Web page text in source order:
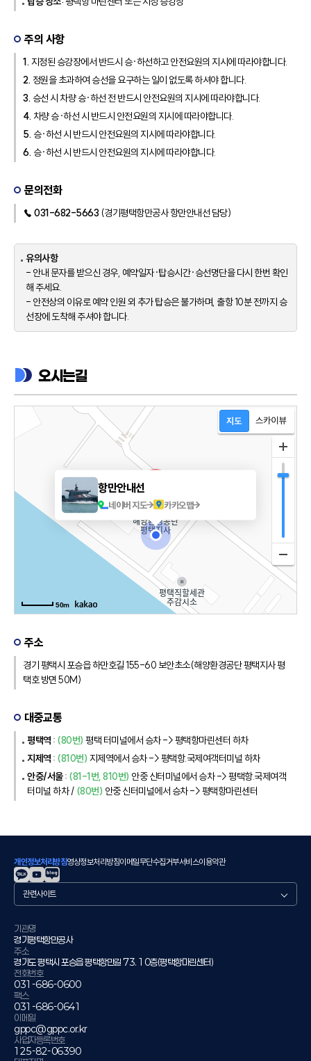
주의 사항
1. 지정된 승강장에서 반드시 승·하선하고 안전요원의 지시에 따라야합니다.
2. 정원을 초과하여 승선을 요구하는 일이 없도록 하셔야 합니다.
3. 승선 시 차량 승·하선 전 반드시 안전요원의 지시에 따라야합니다.
4. 차량 승·하선 시 반드시 안전요원의 지시에 따라야합니다.
5. 승·하선 시 반드시 안전요원의 지시에 따라야합니다.
6. 승·하선 시 반드시 안전요원의 지시에 따라야합니다.
문의전화
☎ 031-682-5663 (경기평택항만공사 항만안내선 담당)
유의사항
- 안내 문자를 받으신 경우, 예약일자·탑승시간·승선명단을 다시 한번 확인
해 주세요.
- 안전상의 이유로 예약 인원 외 추가 탑승은 불가하며, 출항 10분 전까지 승
선장에 도착해 주셔야 합니다.
오시는길
항만안내선
네이버 지도 카카오맵
50m
항만안내선
네이버 지도 카카오맵
50m
주소
경기 평택시 포승읍 하만호길 155-60 보안초소(해양환경공단 평택지사 평
택호 방면 50M)
대중교통
평택역 : (80번) 평택 터미널에서 승차 -> 평택항마린센터 하차
지제역 : (810번) 지제역에서 승차 -> 평택항.국제여객터미널 하차
안중/서울: (81-1번, 810번) 안중 신터미널에서 승차 -> 평택항.국제여객
터미널 하차 / (80번) 안중 신터미널에서 승차 -> 평택항마린센터
개인정보처리방침영상정보처리방침이메일무단수집거부서비스이용약관
관
련
이
트
기관명
경기평택항만공사
주소
경기도 평택시 포승읍 평택항만길 73. 10층(평택항마린센터)
전화번호
031-686-0600
팩스
031-686-0641
이메일
gppc@gppc.or.kr
사업자등록번호
125-82-06390